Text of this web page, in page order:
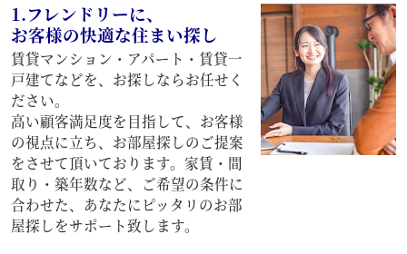
1.フレンドリーに、
お客様の快適な住まい探し
賃貸マンション・アパート・賃貸一
戸建てなどを、お探しならお任せく
ださい。
高い顧客満足度を目指して、お客様
の視点に立ち、お部屋探しのご提案
をさせて頂いております。家賃・間
取り・築年数など、ご希望の条件に
合わせた、あなたにピッタリのお部
屋探しをサポート致します。